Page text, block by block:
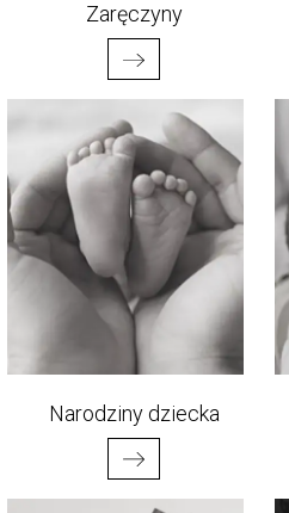
Zaręczyny
Narodziny dziecka